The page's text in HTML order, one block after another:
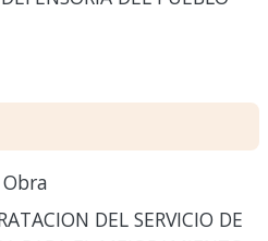
DEL SERVICIO DE